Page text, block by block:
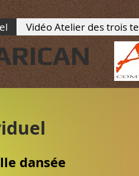
Vidéo Atelier des trois
dansée